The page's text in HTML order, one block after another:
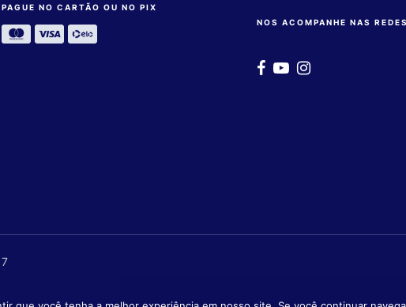
PAGUE NO CARTÃO OU NO PIX
NOS ACOMPANHE NAS REDES